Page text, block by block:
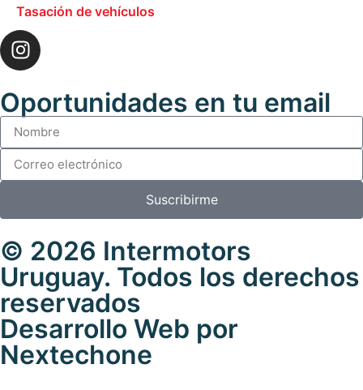
Tasación de vehículos
Oportunidades en tu email
Suscribirme
© 2026 Intermotors
Uruguay. Todos los derechos
reservados
Desarrollo Web por
Nextechone